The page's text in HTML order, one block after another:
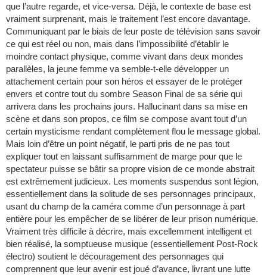
que l’autre regarde, et vice-versa. Déjà, le contexte de base est
vraiment surprenant, mais le traitement l’est encore davantage.
Communiquant par le biais de leur poste de télévision sans savoir
ce qui est réel ou non, mais dans l’impossibilité d’établir le
moindre contact physique, comme vivant dans deux mondes
parallèles, la jeune femme va semble-t-elle développer un
attachement certain pour son héros et essayer de le protéger
envers et contre tout du sombre Season Final de sa série qui
arrivera dans les prochains jours. Hallucinant dans sa mise en
scène et dans son propos, ce film se compose avant tout d’un
certain mysticisme rendant complètement flou le message global.
Mais loin d’être un point négatif, le parti pris de ne pas tout
expliquer tout en laissant suffisamment de marge pour que le
spectateur puisse se bâtir sa propre vision de ce monde abstrait
est extrêmement judicieux. Les moments suspendus sont légion,
essentiellement dans la solitude de ses personnages principaux,
usant du champ de la caméra comme d’un personnage à part
entière pour les empêcher de se libérer de leur prison numérique.
Vraiment très difficile à décrire, mais excellemment intelligent et
bien réalisé, la somptueuse musique (essentiellement Post-Rock
électro) soutient le découragement des personnages qui
comprennent que leur avenir est joué d’avance, livrant une lutte